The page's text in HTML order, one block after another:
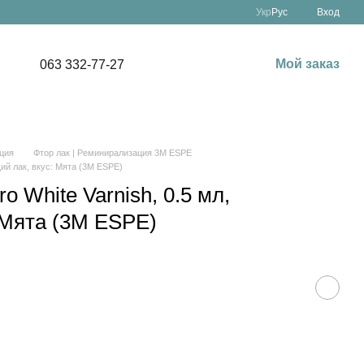
Укр Рус Вход
063 332-77-27 Мой заказ
Фтор лак | Реминирализация 3M ESPE
лак, вкус: Мята (3M ESPE)
White Varnish, 0.5 мл,
(3M ESPE)